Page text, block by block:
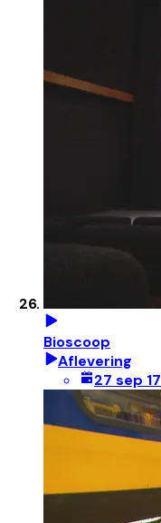
Bioscoop
Aflevering
27 sep 17